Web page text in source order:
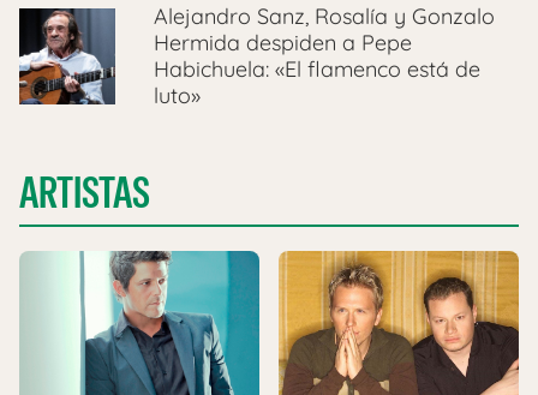
Alejandro Sanz, Rosalía y Gonzalo
Hermida despiden a Pepe
Habichuela: «El flamenco está de
luto»
ARTISTAS